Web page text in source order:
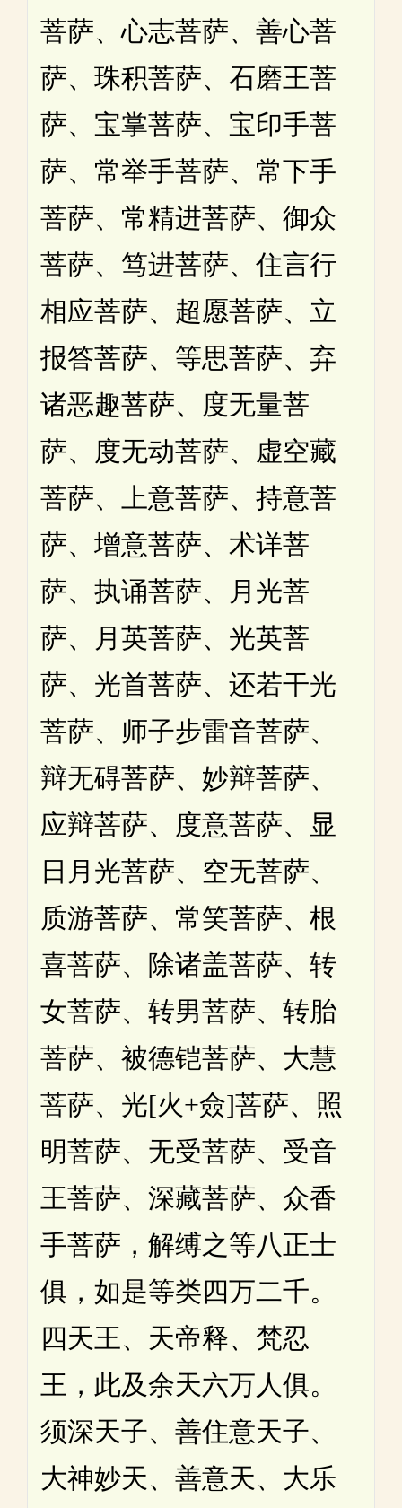
菩萨、心志菩萨、善心菩
萨、珠积菩萨、石磨王菩
萨、宝掌菩萨、宝印手菩
萨、常举手菩萨、常下手
菩萨、常精进菩萨、御众
菩萨、笃进菩萨、住言行
相应菩萨、超愿菩萨、立
报答菩萨、等思菩萨、弃
诸恶趣菩萨、度无量菩
萨、度无动菩萨、虚空藏
菩萨、上意菩萨、持意菩
萨、增意菩萨、术详菩
萨、执诵菩萨、月光菩
萨、月英菩萨、光英菩
萨、光首菩萨、还若干光
菩萨、师子步雷音菩萨、
辩无碍菩萨、妙辩菩萨、
应辩菩萨、度意菩萨、显
日月光菩萨、空无菩萨、
质游菩萨、常笑菩萨、根
喜菩萨、除诸盖菩萨、转
女菩萨、转男菩萨、转胎
菩萨、被德铠菩萨、大慧
菩萨、光[火+僉]菩萨、照
明菩萨、无受菩萨、受音
王菩萨、深藏菩萨、众香
手菩萨，解缚之等八正士
俱，如是等类四万二千。
四天王、天帝释、梵忍
王，此及余天六万人俱。
须深天子、善住意天子、
大神妙天、善意天、大乐